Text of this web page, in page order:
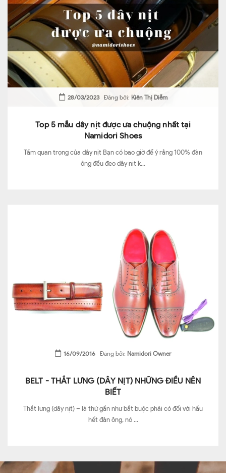
28/03/2023Đăng bởi: Kiên Thị Diễm
Top 5 mẫu dây nịt được ưa chuộng nhất tại
Namidori Shoes
Tầm quan trọng của dây nịt Bạn có bao giờ để ý rằng 100% đàn
ông đều đeo dây nịt k...
16/09/2016 Đăng bởi: Namidori Owner
BELT - THẮT LƯNG (DÂY NỊT) NHỮNG ĐIỀU NÊN
BIẾT
Thắt lưng (dây nịt) – là thứ gần như bắt buộc phải có đối với hầu
hết đàn ông, nó ...